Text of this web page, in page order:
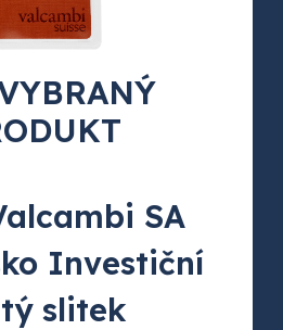
SA
Investiční
slitek